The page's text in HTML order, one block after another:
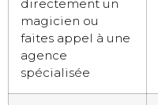
directement un
magicien ou
faites appel à une
agence
spécialisée